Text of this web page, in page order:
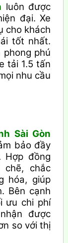
luôn được
đại. Xe
cho khách
tốt nhất.
phong phú
tải 1.5 tấn
nhu cầu
Sài Gòn
bảo đầy
Hợp đồng
chẽ, chắc
hóa, giúp
Bên cạnh
ưu chi phí
được
so với thị